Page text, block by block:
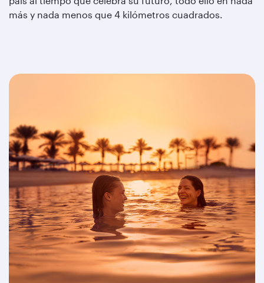
más y nada menos que 4 kilómetros cuadrados.